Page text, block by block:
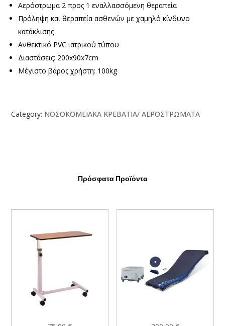
v
e
Αερόστρωμα 2 προς 1 εναλλασσόμενη θεραπεία
Πρόληψη και θεραπεία ασθενών με χαμηλό κίνδυνο
κατάκλισης
Ανθεκτικό PVC ιατρικού τύπου
Διαστάσεις: 200x90x7cm
Μέγιστο βάρος χρήστη: 100kg
Category: ΝΟΣΟΚΟΜΕΙΑΚΑ ΚΡΕΒΑΤΙΑ/ ΑΕΡΟΣΤΡΩΜΑΤΑ
Πρόσφατα Προϊόντα